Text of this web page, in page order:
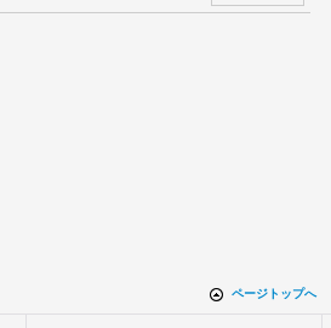
ページトップへ